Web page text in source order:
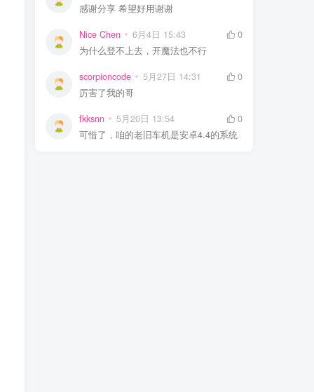
感谢分享 希望好用谢谢
Nice Chen 6月4日 15:43
0
为什么登不上去，开魔法也不行
scorpioncode 5月27日 14:31
0
厉害了我的哥
fkksnn 5月20日 13:54
0
可惜了，咱的老旧车机是安卓4.4的系统